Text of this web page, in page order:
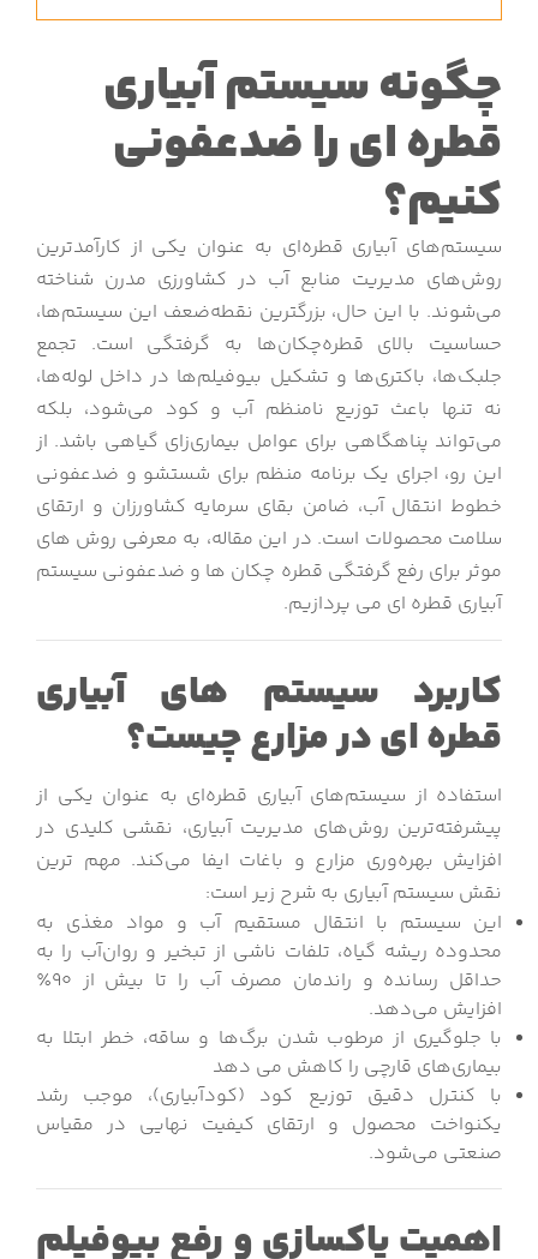
چگونه سیستم آبیاری
قطره ای را ضدعفونی
کنیم؟
سیستم‌های آبیاری قطره‌ای به عنوان یکی از کارآمدترین
روش‌های مدیریت منابع آب در کشاورزی مدرن شناخته
می‌شوند. با این حال، بزرگترین نقطه‌ضعف این سیستم‌ها،
حساسیت بالای قطره‌چکان‌ها به گرفتگی است. تجمع
جلبک‌ها، باکتری‌ها و تشکیل بیوفیلم‌ها در داخل لوله‌ها،
نه تنها باعث توزیع نامنظم آب و کود می‌شود، بلکه
می‌تواند پناهگاهی برای عوامل بیماری‌زای گیاهی باشد. از
این رو، اجرای یک برنامه منظم برای شستشو و ضدعفونی
خطوط انتقال آب، ضامن بقای سرمایه کشاورزان و ارتقای
سلامت محصولات است. در این مقاله، به معرفی روش های
موثر برای رفع گرفتگی قطره چکان ها و ضدعفونی سیستم
آبیاری قطره ای می پردازیم.
کاربرد سیستم های آبیاری
قطره ای در مزارع چیست؟
استفاده از سیستم‌های آبیاری قطره‌ای به عنوان یکی از
پیشرفته‌ترین روش‌های مدیریت آبیاری، نقشی کلیدی در
افزایش بهره‌وری مزارع و باغات ایفا می‌کند. مهم ترین
نقش سیستم آبیاری به شرح زیر است:
این سیستم با انتقال مستقیم آب و مواد مغذی به
محدوده ریشه گیاه، تلفات ناشی از تبخیر و روان‌آب را به
حداقل رسانده و راندمان مصرف آب را تا بیش از ۹۰٪
افزایش می‌دهد.
با جلوگیری از مرطوب شدن برگ‌ها و ساقه، خطر ابتلا به
بیماری‌های قارچی را کاهش می دهد
با کنترل دقیق توزیع کود (کودآبیاری)، موجب رشد
یکنواخت محصول و ارتقای کیفیت نهایی در مقیاس
صنعتی می‌شود.
اهمیت پاکسازی و رفع بیوفیلم